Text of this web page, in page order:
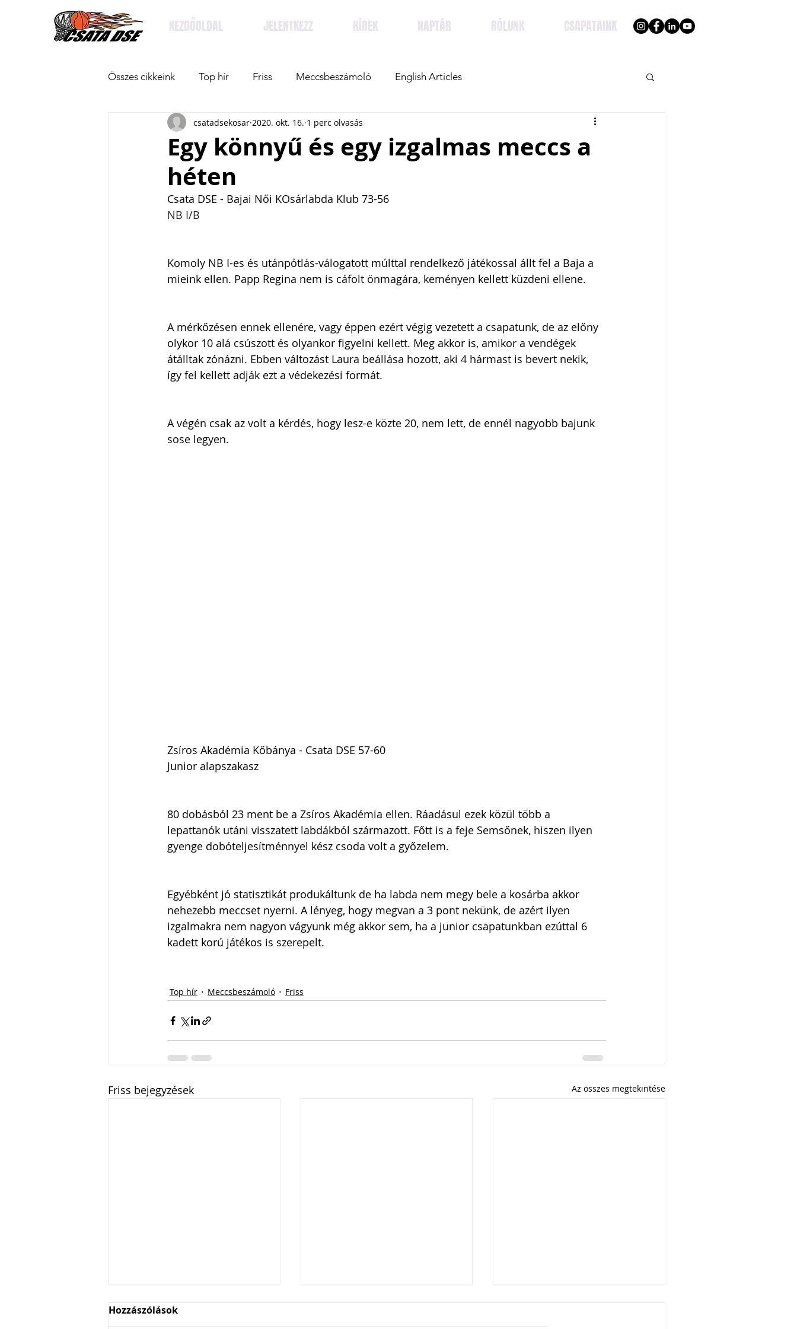
KEZDŐOLDAL JELENTKEZZ HÍREK NAPTÁR RÓLUNK CSAPATAINK
Összes cikkeink Top hír Friss Meccsbeszámoló English Articles
Egy könnyű és egy izgalmas meccs a
héten
csatadsekosar 2020. okt. 16. 1 perc olvasás
Csata DSE - Bajai Női KOsárlabda Klub 73-56
NB I/B
Komoly NB I-es és utánpótlás-válogatott múlttal rendelkező játékossal állt fel a Baja a
mieink ellen. Papp Regina nem is cáfolt önmagára, keményen kellett küzdeni ellene.
A mérkőzésen ennek ellenére, vagy éppen ezért végig vezetett a csapatunk, de az előny
olykor 10 alá csúszott és olyankor figyelni kellett. Meg akkor is, amikor a vendégek
átálltak zónázni. Ebben változást Laura beállása hozott, aki 4 hármast is bevert nekik,
így fel kellett adják ezt a védekezési formát.
A végén csak az volt a kérdés, hogy lesz-e közte 20, nem lett, de ennél nagyobb bajunk
sose legyen.
Zsíros Akadémia Kőbánya - Csata DSE 57-60
Junior alapszakasz
80 dobásból 23 ment be a Zsíros Akadémia ellen. Ráadásul ezek közül több a
lepattanók utáni visszatett labdákból származott. Főtt is a feje Semsőnek, hiszen ilyen
gyenge dobóteljesítménnyel kész csoda volt a győzelem.
Egyébként jó statisztikát produkáltunk de ha labda nem megy bele a kosárba akkor
nehezebb meccset nyerni. A lényeg, hogy megvan a 3 pont nekünk, de azért ilyen
izgalmakra nem nagyon vágyunk még akkor sem, ha a junior csapatunkban ezúttal 6
kadett korú játékos is szerepelt.
Top hír Meccsbeszámoló Friss
Friss bejegyzések Az összes megtekintése
Hozzászólások